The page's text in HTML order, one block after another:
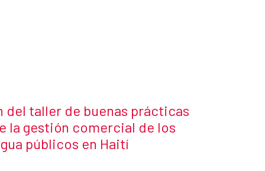
del taller de buenas prácticas
la gestión comercial de los
públicos en Haití